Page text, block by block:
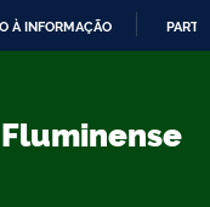
À INFORMAÇÃO